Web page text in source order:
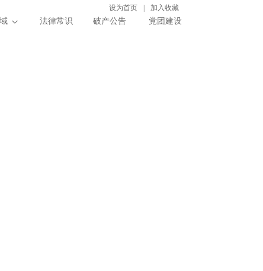
设为首页 加入收藏
法律常识 破产公告 党团建设